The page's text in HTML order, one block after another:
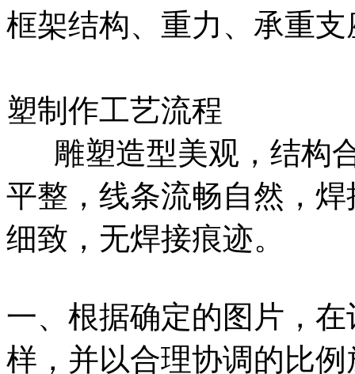
框架结构、重力、承重
塑制作工艺流程
雕塑造型美观，结构
平整，线条流畅自然，
细致，无焊接痕迹。
一、根据确定的图片，
样，并以合理协调的比